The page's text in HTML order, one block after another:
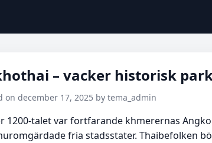
– vacker historisk
on december 17, 2025 by tema_admin
1200-talet var fortfarande khmerernas
fria stadsstater. Thaibefolken